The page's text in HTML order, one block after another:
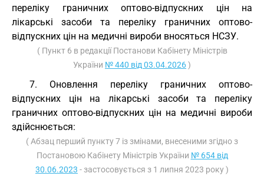
переліку граничних оптово-відпускних цін на
лікарські засоби та переліку граничних оптово-
відпускних цін на медичні вироби вносяться НСЗУ.
( Пункт 6 в редакції Постанови Кабінету Міністрів
України № 440 від 03.04.2026)
7. Оновлення переліку граничних оптово-
відпускних цін на лікарські засоби та переліку
граничних оптово-відпускних цін на медичні вироби
здійснюється:
( Абзац перший пункту 7 із змінами, внесеними згідно з
Постановою Кабінету Міністрів України № 654 від
30.06.2023 - застосовується з 1 липня 2023 року )